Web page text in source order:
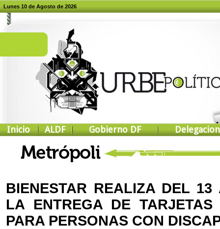
Lunes 10 de Agosto de 2026
Inicio ALDF Gobierno DF
BIENESTAR REALIZA DEL
LA ENTREGA DE
PARA PERSONAS CON